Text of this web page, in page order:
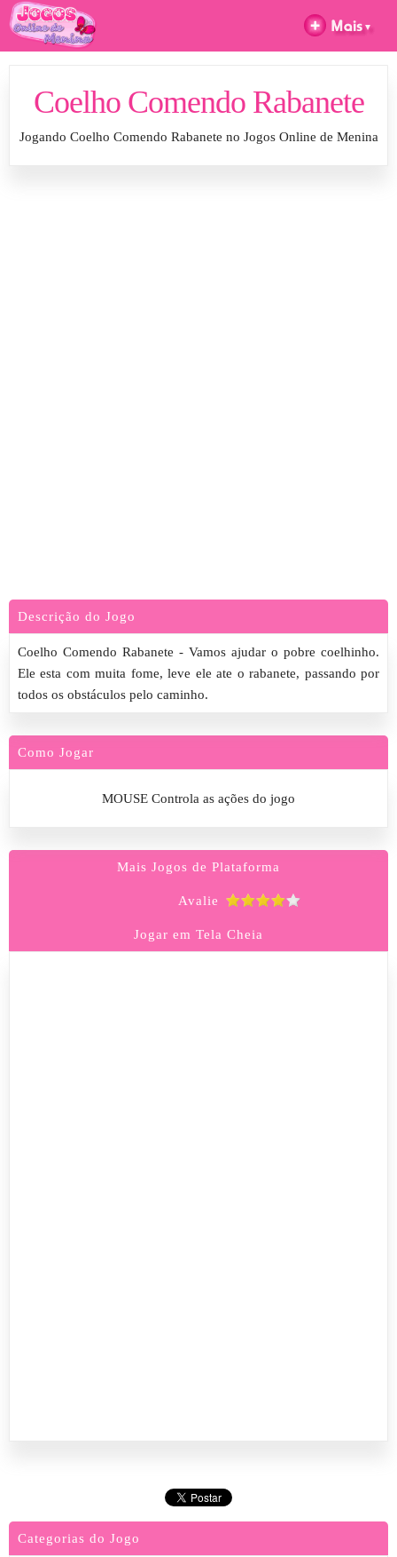
Coelho Comendo Rabanete
Jogando Coelho Comendo Rabanete no Jogos Online de Menina
Descrição do Jogo
Coelho Comendo Rabanete - Vamos ajudar o pobre coelhinho.
Ele esta com muita fome, leve ele ate o rabanete, passando por
todos os obstáculos pelo caminho.
Como Jogar
MOUSE Controla as ações do jogo
Mais Jogos de Plataforma
Avalie
Jogar em Tela Cheia
Categorias do Jogo